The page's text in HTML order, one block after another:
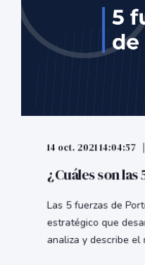
14 oct. 2021 14:04:57
¿Cuáles son
Las 5 fuerzas de
estratégico que
analiza y describe el